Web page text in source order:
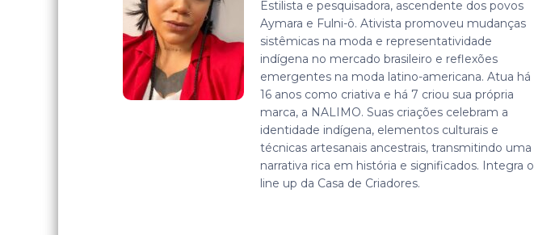
Estilista e pesquisadora, ascendente dos povos
Aymara e Fulni-ô. Ativista promoveu mudanças
sistêmicas na moda e representatividade
indígena no mercado brasileiro e reflexões
emergentes na moda latino-americana. Atua há
16 anos como criativa e há 7 criou sua própria
marca, a NALIMO. Suas criações celebram a
identidade indígena, elementos culturais e
técnicas artesanais ancestrais, transmitindo uma
narrativa rica em história e significados. Integra o
line up da Casa de Criadores.